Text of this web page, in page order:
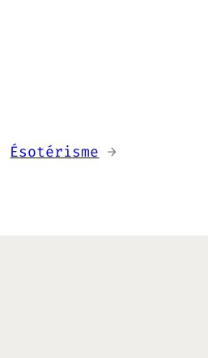
Ésotérisme →